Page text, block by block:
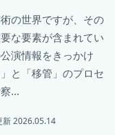
の世界ですが、その
な要素が含まれてい
演情報をきっかけ
と「移管」のプロセ
...
新 2026.05.14